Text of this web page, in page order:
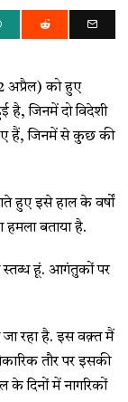
अप्रैल) को हुए
है, जिनमें दो विदेशी
हैं, जिनमें से कुछ की
हुए इसे हाल के वर्षों
हमला बताया है.
स्तब्ध हूं. आगंतुकों पर
जा रहा है. इस वक़्त मैं
तौर पर इसकी
के दिनों में नागरिकों